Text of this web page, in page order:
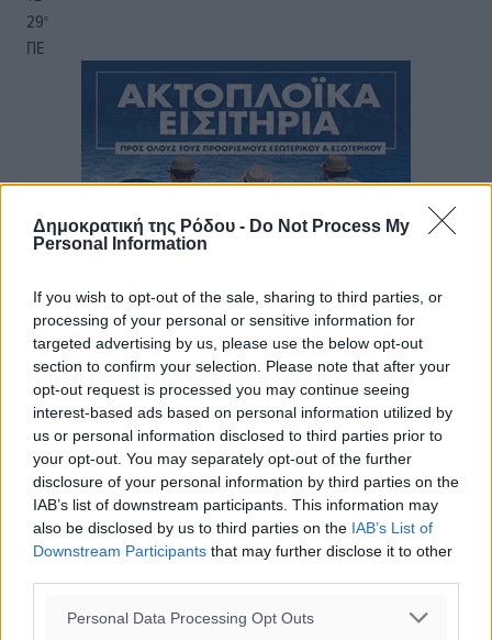
Δημοκρατική της Ρόδου - Do Not Process My
Personal Information
If you wish to opt-out of the sale, sharing to third parties, or
processing of your personal or sensitive information for
targeted advertising by us, please use the below opt-out
section to confirm your selection. Please note that after your
opt-out request is processed you may continue seeing
interest-based ads based on personal information utilized by
us or personal information disclosed to third parties prior to
your opt-out. You may separately opt-out of the further
disclosure of your personal information by third parties on the
IAB’s list of downstream participants. This information may
also be disclosed by us to third parties on the IAB’s List of
Downstream Participants that may further disclose it to other
Personal Data Processing Opt Outs
29°
ΠΕ